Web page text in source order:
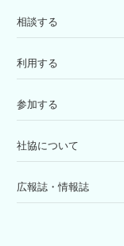
相談する
利用する
参加する
社協について
広報誌・情報誌